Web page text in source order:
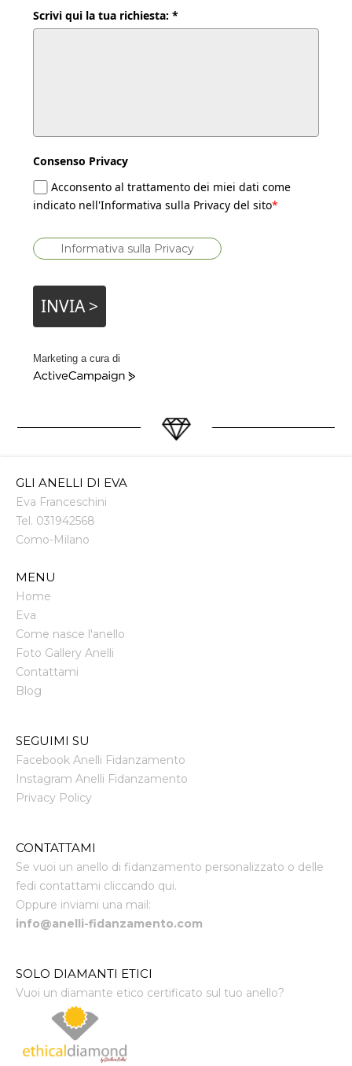
Scrivi qui la tua richiesta: *
Consenso Privacy
Acconsento al trattamento dei miei dati come
indicato nell'Informativa sulla Privacy del sito*
Informativa sulla Privacy
INVIA >
Marketing a cura di
ActiveCampaign
GLI ANELLI DI EVA
Eva Franceschini
Tel. 031942568
Como-Milano
MENU
Home
Eva
Come nasce l'anello
Foto Gallery Anelli
Contattami
Blog
SEGUIMI SU
Facebook Anelli Fidanzamento
Instagram Anelli Fidanzamento
Privacy Policy
CONTATTAMI
Se vuoi un anello di fidanzamento personalizzato o delle
fedi contattami cliccando qui.
Oppure inviami una mail:
info@anelli-fidanzamento.com
SOLO DIAMANTI ETICI
Vuoi un diamante etico certificato sul tuo anello?